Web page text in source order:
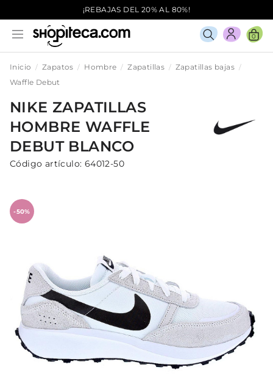
¡REBAJAS DEL 20% AL 80%!
0
Inicio Zapatos Hombre Zapatillas
Zapatillas bajas
Waffle Debut
NIKE ZAPATILLAS
HOMBRE WAFFLE
DEBUT BLANCO
Código artículo: 64012-50
-50%